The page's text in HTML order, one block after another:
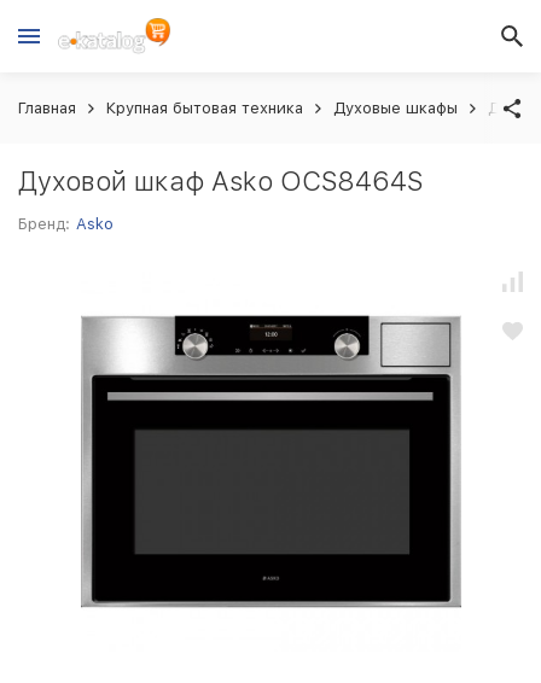
Главная Крупная бытовая техника Духовые шкафы
Духовой шкаф Asko OCS8464S
Бренд: Asko